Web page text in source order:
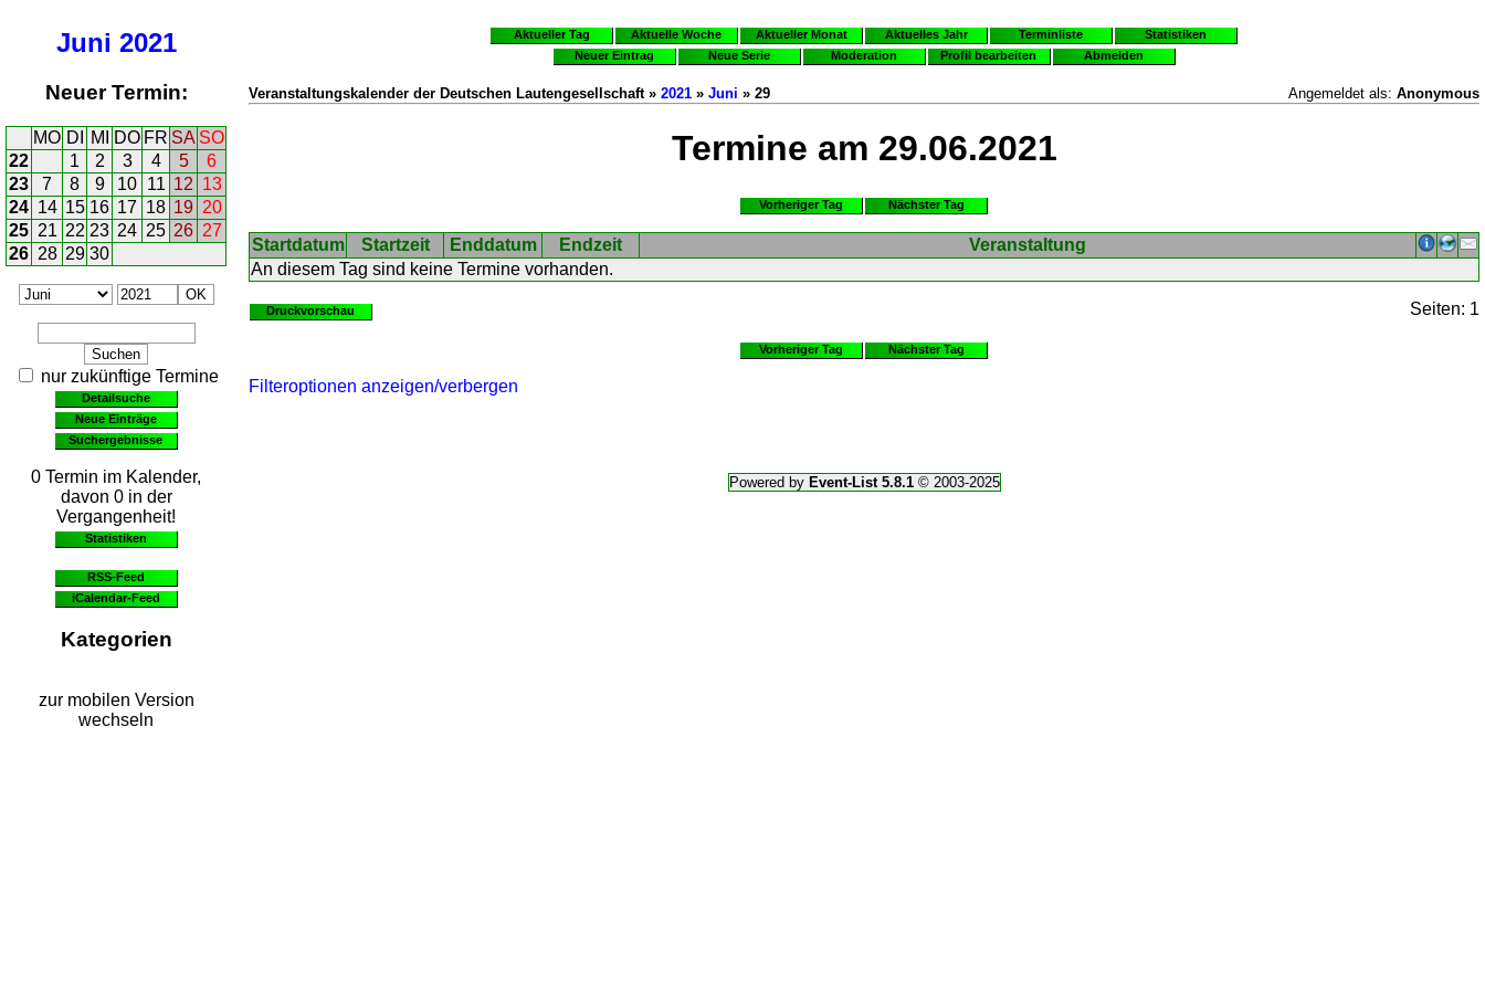
Juni 2021
Neuer Termin:
MO DI MI DO FR SA SO
22
1 2 3 4 5
6
23
7 8 9 10 11 12 13
24 14 15 16 17 18 19 20
25 21 22 23 24 25 26 27
26 28 29 30
nur zukünftige Termine
Detailsuche
Neue Einträge
Suchergebnisse
0 Termin im Kalender,
davon 0 in der
Vergangenheit!
Statistiken
RSS-Feed
iCalendar-Feed
Kategorien
zur mobilen Version
wechseln
Aktueller Tag Aktuelle Woche Aktueller Monat Aktuelles Jahr Terminliste
Statistiken
Neuer Eintrag
Neue Serie Moderation Profil bearbeiten Abmelden
Veranstaltungskalender der Deutschen Lautengesellschaft » 2021 » Juni » 29 Angemeldet als: Anonymous
Termine am 29.06.2021
Vorheriger Tag Nächster Tag
Startdatum Startzeit Enddatum Endzeit
Veranstaltung
An diesem Tag sind keine Termine vorhanden.
Druckvorschau Seiten: 1
Vorheriger Tag Nächster Tag
Filteroptionen anzeigen/verbergen
Powered by Event-List 5.8.1© 2003-2025